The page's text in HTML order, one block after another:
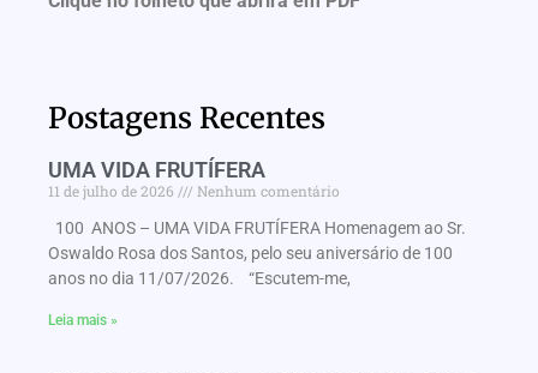
Postagens Recentes
UMA VIDA FRUTÍFERA
11 de julho de 2026
Nenhum comentário
100 ANOS – UMA VIDA FRUTÍFERA Homenagem ao Sr.
Oswaldo Rosa dos Santos, pelo seu aniversário de 100
anos no dia 11/07/2026. “Escutem-me,
Leia mais »